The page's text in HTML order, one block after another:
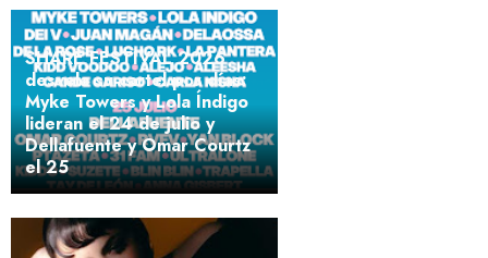
SHARE FESTIVAL 2026
desvela su cartel por días:
Myke Towers y Lola Índigo
lideran el 24 de julio y
Dellafuente y Omar Courtz
el 25